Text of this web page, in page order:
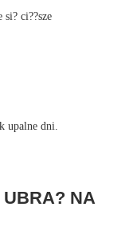
ci??sze
upalne dni.
NA